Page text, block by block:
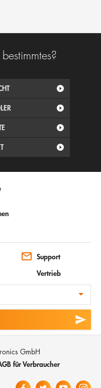
Support
Vertrieb
GmbH
für Verbraucher